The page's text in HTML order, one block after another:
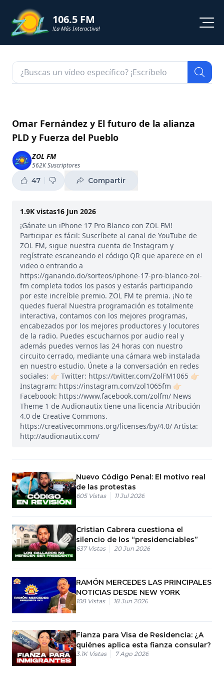
106.5 FM
!La Más Interactiva!
NOTICIAS
SHORTS
PODCAST
ZOL TV
Omar Fernández y El futuro de la alianza
PLD y Fuerza del Pueblo
ZOL FM
562KSuscriptores
47 Compartir
1.9K vistas16 Jun 2026
¡Gánate un iPhone 17 Pro Blanco con ZOL FM!
Participar es fácil: Suscríbete al canal de YouTube de
ZOL FM, sigue nuestra cuenta de Instagram y
regístrate escaneando el código QR que aparece en el
video o entrando a
https://ganando.do/sorteos/iphone-17-pro-blanco-zol-
fm completa todos los pasos y estarás participando
por este increíble premio. ZOL FM te premia. ¡No te
quedes fuera! Nuestra programación es totalmente
interactiva, contamos con los mejores programas,
encabezados por los mejores productores y locutores
de la radio. Puedes escucharnos por audio real y
además puedes vernos las 24 horas con nuestro
circuito cerrado, mediante una cámara web instalada
en nuestro estudio. Únete a la conversación en redes
sociales: 👉🏻 Twitter: https://twitter.com/ZolFM1065 👉🏻
Instagram: https://instagram.com/zol1065fm 👉🏻
Faceboook: https://www.facebook.com/zolfm/ News
Theme 1 de Audionautix tiene una licencia Atribución
4.0 de Creative Commons.
https://creativecommons.org/licenses/by/4.0/ Artista:
http://audionautix.com/
Nuevo Código Penal: El motivo real
de las protestas
605 Vistas 11 Jul 2026
Cristian Cabrera cuestiona el
silencio de los “presidenciables”
637 Vistas 20 Jun 2026
RAMÓN MERCEDES LAS PRINCIPALES
NOTICIAS DESDE NEW YORK
108 Vistas 18 Jun 2026
Fianza para Visa de Residencia: ¿A
quiénes aplica esta fianza consular?
3.1K Vistas 7 Ago 2026